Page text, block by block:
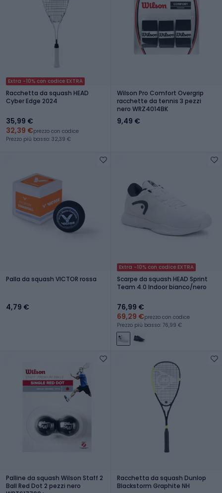
Extra -10% con codice EXTRA
Racchetta da squash HEAD
Cyber Edge 2024
35,99 €
32,39 €prezzo con codice
Prezzo più basso: 32,39 €
Wilson Pro Comfort Overgrip
racchette da tennis 3 pezzi
nero WRZ4014BK
9,49 €
Palla da squash VICTOR rossa
4,79 €
Extra -10% con codice EXTRA
Scarpe da squash HEAD Sprint
Team 4.0 Indoor bianco/nero
76,99 €
69,29 €prezzo con codice
Prezzo più basso: 76,99 €
Palline da squash Wilson Staff 2
Ball Red Dot 2 pezzi nero
Racchetta da squash Dunlop
Blackstorm Graphite NH